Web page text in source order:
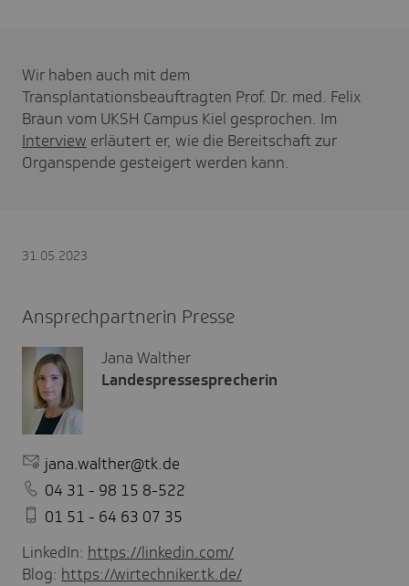
Wir haben auch mit dem
Transplantationsbeauftragten Prof. Dr. med. Felix
Braun vom UKSH Campus Kiel gesprochen. Im
Interview erläutert er, wie die Bereitschaft zur
Organspende gesteigert werden kann.
31.05.2023
Ansprechpartnerin Presse
Jana Walther
Landespressesprecherin
jana.walther@tk.de
04 31 - 98 15 8-522
01 51 - 64 63 07 35
LinkedIn: https://linkedin.com/
Blog: https://wirtechniker.tk.de/